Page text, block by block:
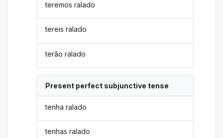
teremos ralado
tereis ralado
terão ralado
Present perfect subjunctive tense
tenha ralado
tenhas ralado